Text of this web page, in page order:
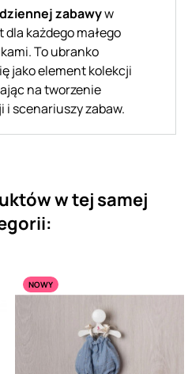
zabawyw
każdego małego
To ubranko
jako element kolekcji
na tworzenie
scenariuszy zabaw.
w tej samej
NOWY